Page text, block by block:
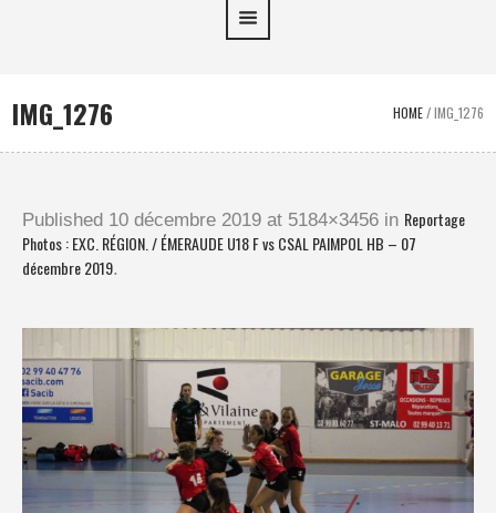
IMG_1276 HOME/IMG_1276
Published 10 décembre 2019 at 5184×3456 in Reportage
Photos : EXC. RÉGION. / ÉMERAUDE U18 F vs CSAL PAIMPOL HB – 07
décembre 2019.